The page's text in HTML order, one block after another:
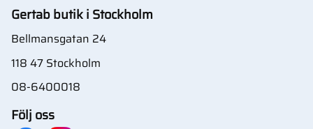
Gertab butik i Stockholm
Bellmansgatan 24
118 47 Stockholm
08-6400018
Följ oss